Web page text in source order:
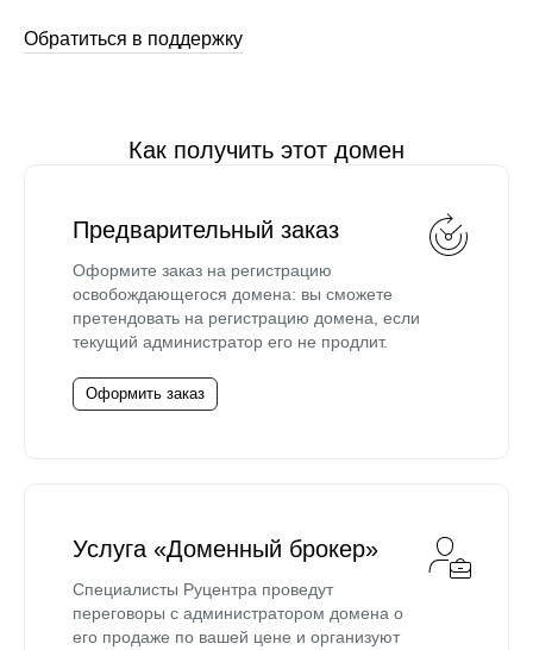
Обратиться в поддержку
Как получить этот домен
Предварительный заказ
Оформите заказ на регистрацию
освобождающегося домена: вы сможете
претендовать на регистрацию домена, если
текущий администратор его не продлит.
Оформить заказ
Услуга «Доменный брокер»
Специалисты Руцентра проведут
переговоры с администратором домена о
его продаже по вашей цене и организуют